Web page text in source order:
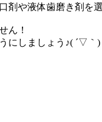
剤や液体歯磨き剤を
ん！
にしましょう♪( ´▽｀)